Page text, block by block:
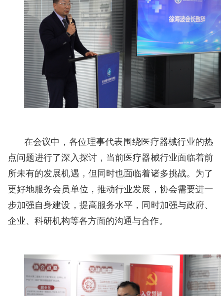
在会议中，各位理事代表围绕医疗器械行业的热
点问题进行了深入探讨，当前医疗器械行业面临着前
所未有的发展机遇，但同时也面临着诸多挑战。为了
更好地服务会员单位，推动行业发展，协会需要进一
步加强自身建设，提高服务水平，同时加强与政府、
企业、科研机构等各方面的沟通与合作。